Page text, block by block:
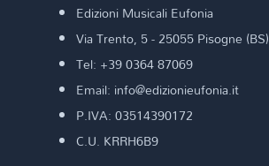
Edizioni Musicali Eufonia
Via Trento, 5 - 25055 Pisogne (BS)
Tel: +39 0364 87069
Email: info@edizionieufonia.it
P.IVA: 03514390172
C.U. KRRH6B9